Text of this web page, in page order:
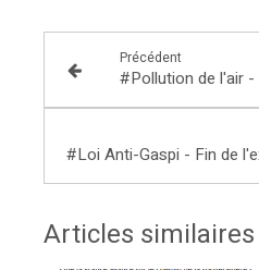
Précédent
Articles similaires